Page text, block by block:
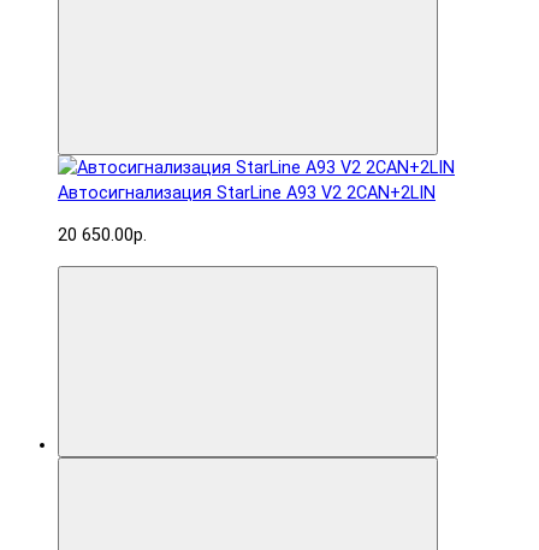
Автосигнализация StarLine A93 V2 2CAN+2LIN
20 650.00р.